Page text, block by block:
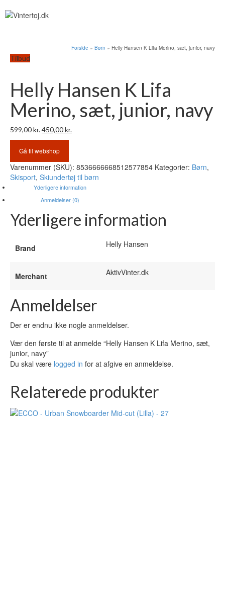
Forside » Børn » Helly Hansen K Lifa Merino, sæt, junior, navy
Tilbud
Helly Hansen K Lifa
Merino, sæt, junior, navy
599,00kr.Den
oprindelige
pris
599,00 kr..
450,00kr.
450,00 kr..
Gå til webshop
Varenummer (SKU): 8536666668512577854 Kategorier: Børn,
Skisport, Skiundertøj til børn
Yderligere information
Anmeldelser (0)
Yderligere information
Brand Helly Hansen
Merchant AktivVinter.dk
Anmeldelser
Der er endnu ikke nogle anmeldelser.
Vær den første til at anmelde “Helly Hansen K Lifa Merino, sæt,
junior, navy”
Du skal være logged in for at afgive en anmeldelse.
Relaterede produkter